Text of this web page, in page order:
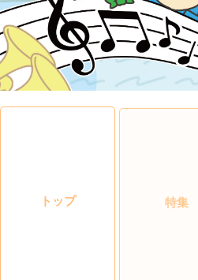
トップ 特集